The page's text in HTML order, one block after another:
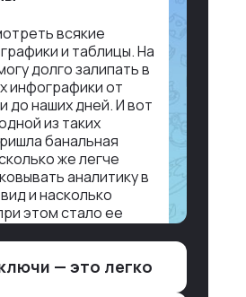
всякие
и таблицы. На
долго залипать в
инфографики от
до наших дней. И вот
из таких
банальная
же легче
аналитику в
и насколько
этом стало ее
разрезе нашей
— это легко